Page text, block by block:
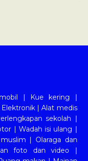
| Kue kering
|
Elektronik |Alat medis
sekolah |
| Wadah isi ulang |
| Olaraga dan
foto dan video |